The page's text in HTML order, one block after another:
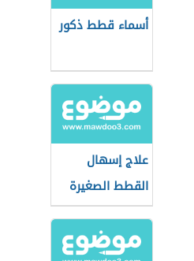
أسماء قطط ذكور
علاج إسهال
القطط الصغيرة
بالنشا